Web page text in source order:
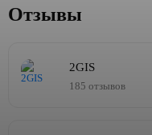
Отзывы
2GIS
185 отзывов